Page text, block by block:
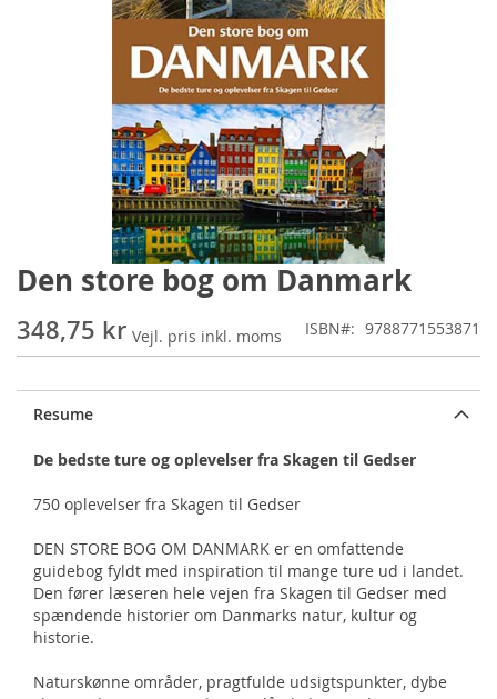
Den store bog om Danmark
348,75 kr ISBN 9788771553871
Resume
De bedste ture og oplevelser fra Skagen til Gedser
750 oplevelser fra Skagen til Gedser
DEN STORE BOG OM DANMARK er en omfattende
guidebog fyldt med inspiration til mange ture ud i landet.
Den fører læseren hele vejen fra Skagen til Gedser med
spændende historier om Danmarks natur, kultur og
historie.
Naturskønne områder, pragtfulde udsigtspunkter, dybe
Gå
til
starten
af
billedgalleriet